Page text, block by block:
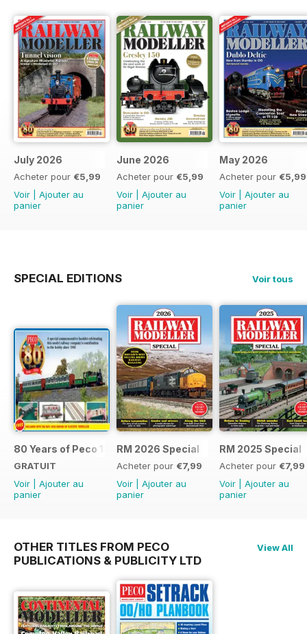
July 2026
Acheter pour €5,99
Voir
Ajouter au
panier
June 2026
Acheter pour €5,99
Voir
Ajouter au
panier
May 2026
Acheter pour €5,99
Voir
Ajouter au
panier
SPECIAL EDITIONS Voir tous
80 Years of Peco 1946 - 2026
GRATUIT
Voir
Ajouter au
panier
RM 2026 Special
Acheter pour €7,99
Voir
Ajouter au
panier
RM 2025 Special
Acheter pour €7,99
Voir
Ajouter au
panier
OTHER TITLES FROM PECO
PUBLICATIONS & PUBLICITY LTD
View All